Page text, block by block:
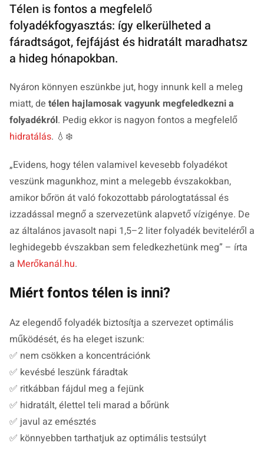
Télen is fontos a megfelelő
folyadékfogyasztás: így elkerülheted a
fáradtságot, fejfájást és hidratált maradhatsz
a hideg hónapokban.
Nyáron könnyen eszünkbe jut, hogy innunk kell a meleg
miatt, de télen hajlamosak vagyunk megfeledkezni a
folyadékról. Pedig ekkor is nagyon fontos a megfelelő
hidratálás. 💧❄️
„Evidens, hogy télen valamivel kevesebb folyadékot
veszünk magunkhoz, mint a melegebb évszakokban,
amikor bőrön át való fokozottabb párologtatással és
izzadással megnő a szervezetünk alapvető vízigénye. De
az általános javasolt napi 1,5–2 liter folyadék beviteléről a
leghidegebb évszakban sem feledkezhetünk meg” – írta
a Merőkanál.hu.
Miért fontos télen is inni?
Az elegendő folyadék biztosítja a szervezet optimális
működését, és ha eleget iszunk:
✅ nem csökken a koncentrációnk
✅ kevésbé leszünk fáradtak
✅ ritkábban fájdul meg a fejünk
✅ hidratált, élettel teli marad a bőrünk
✅ javul az emésztés
✅ könnyebben tarthatjuk az optimális testsúlyt